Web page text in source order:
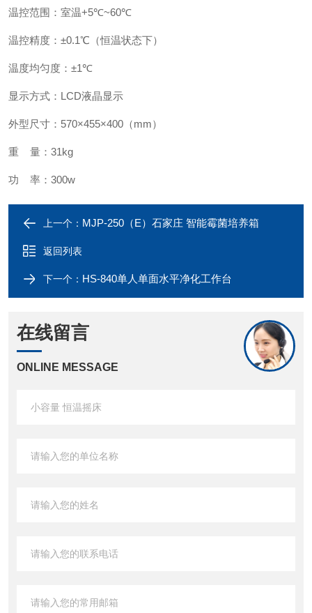
温控范围：室温+5℃~60℃
温控精度：±0.1℃（恒温状态下）
温度均匀度：±1℃
显示方式： LCD液晶显示
外型尺寸： 570×455×400 （mm）
重 量： 31kg
功 率： 300w
上一个： MJP-250（E）石家庄 智能霉菌培养箱
返回列表
下一个： HS-840单人单面水平净化工作台
在线留言
ONLINE MESSAGE